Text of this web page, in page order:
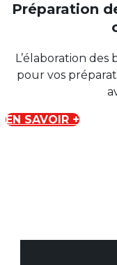
Préparation
L’élaboration
pour vos
EN SAVOIR +